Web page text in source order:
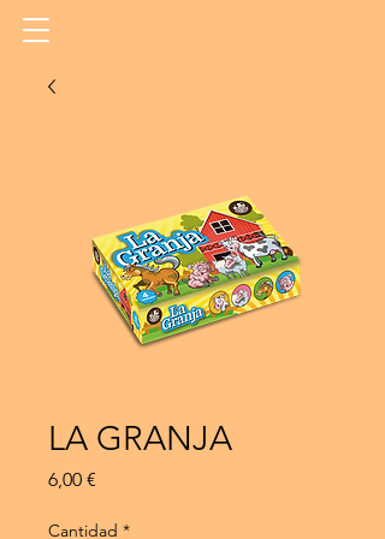
LA GRANJA
6,00 €
Cantidad *